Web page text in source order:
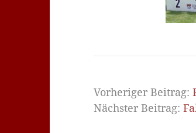
Vorheriger Beitrag:
Nächster Beitrag: